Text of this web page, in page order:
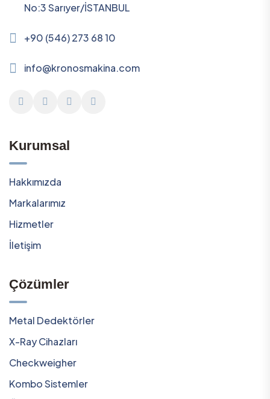
No:3 Sarıyer/İSTANBUL
+90 (546) 273 68 10
info@kronosmakina.com
Kurumsal
Hakkımızda
Markalarımız
Hizmetler
İletişim
Çözümler
Metal Dedektörler
X-Ray Cihazları
Checkweigher
Kombo Sistemler